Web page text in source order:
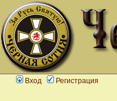
Вход Регистрация